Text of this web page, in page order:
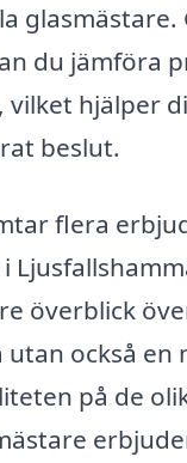
glasmästare.
du jämföra
vilket hjälper
beslut.
flera
överblick
också en
på de